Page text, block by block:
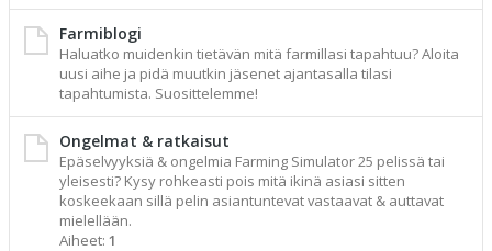
Farmiblogi
Haluatko muidenkin tietävän mitä farmillasi tapahtuu? Aloita
uusi aihe ja pidä muutkin jäsenet ajantasalla tilasi
tapahtumista. Suosittelemme!
Ongelmat & ratkaisut
Epäselvyyksiä & ongelmia Farming Simulator 25 pelissä tai
yleisesti? Kysy rohkeasti pois mitä ikinä asiasi sitten
koskeekaan sillä pelin asiantuntevat vastaavat & auttavat
mielellään.
Aiheet: 1